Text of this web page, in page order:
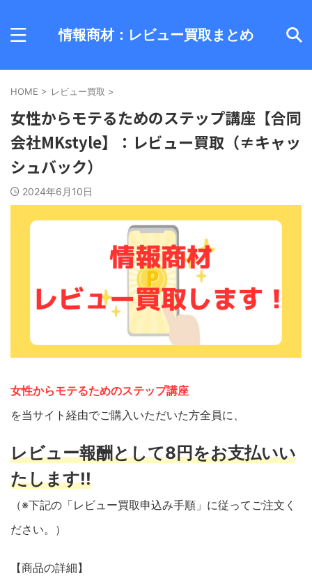
情報商材：レビュー買取まとめ
HOME > レビュー買取 >
女性からモテるためのステップ講座【合同
会社MKstyle】：レビュー買取（≠キャッ
シュバック）
2024年6月10日
女性からモテるためのステップ講座
を当サイト経由でご購入いただいた方全員に、
レビュー報酬として8円をお支払いい
たします!!
（※下記の「レビュー買取申込み手順」に従ってご注文く
ださい。）
【商品の詳細】